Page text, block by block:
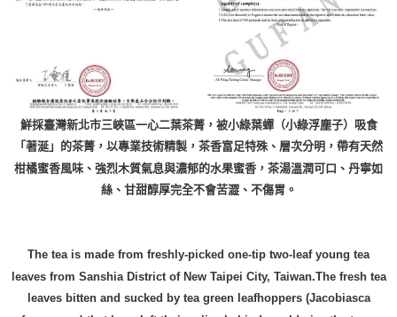
鮮採臺灣新北市三峽區一心二葉茶菁，被小綠葉蟬（小綠浮塵子）吸食
「著涎」的茶菁，以專業技術精製，茶香富足特殊、層次分明，帶有天然
柑橘蜜香風味、強烈木質氣息與濃郁的水果蜜香，茶湯溫潤可口、丹寧如
絲、甘甜醇厚完全不會苦澀、不傷胃。
The tea is made from freshly-picked one-tip two-leaf young tea
leaves from Sanshia District of New Taipei City, Taiwan.The fresh tea
leaves bitten and sucked by tea green leafhoppers (Jacobiasca